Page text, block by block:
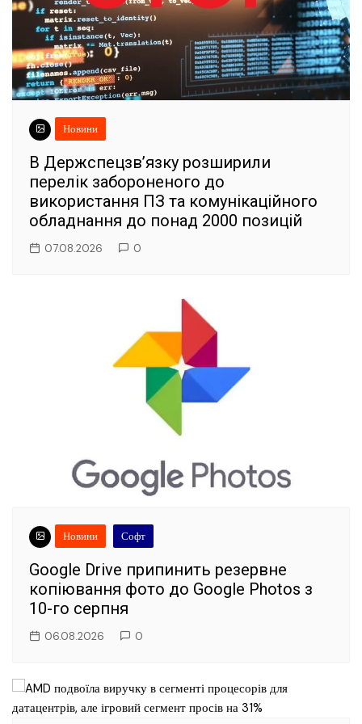
Новини
В Держспецзв’язку розширили
перелік забороненого до
використання ПЗ та комунікаційного
обладнання до понад 2000 позицій
07.08.2026 0
Новини Софт
Google Drive припинить резервне
копіювання фото до Google Photos з
10-го серпня
06.08.2026 0